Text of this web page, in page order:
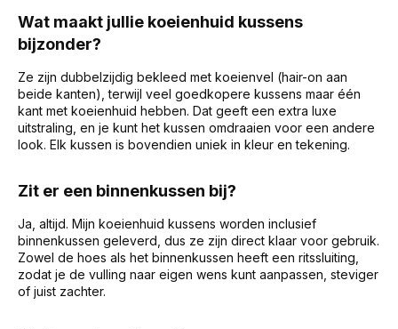
Wat maakt jullie koeienhuid kussens
bijzonder?
Ze zijn dubbelzijdig bekleed met koeienvel (hair-on aan
beide kanten), terwijl veel goedkopere kussens maar één
kant met koeienhuid hebben. Dat geeft een extra luxe
uitstraling, en je kunt het kussen omdraaien voor een andere
look. Elk kussen is bovendien uniek in kleur en tekening.
Zit er een binnenkussen bij?
Ja, altijd. Mijn koeienhuid kussens worden inclusief
binnenkussen geleverd, dus ze zijn direct klaar voor gebruik.
Zowel de hoes als het binnenkussen heeft een ritssluiting,
zodat je de vulling naar eigen wens kunt aanpassen, steviger
of juist zachter.